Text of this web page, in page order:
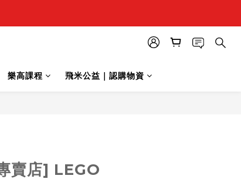
樂高課程 飛米公益｜認購物資
賣店] LEGO